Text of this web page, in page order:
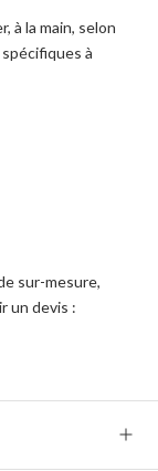
à la main, selon
à
sur-mesure,
un devis :